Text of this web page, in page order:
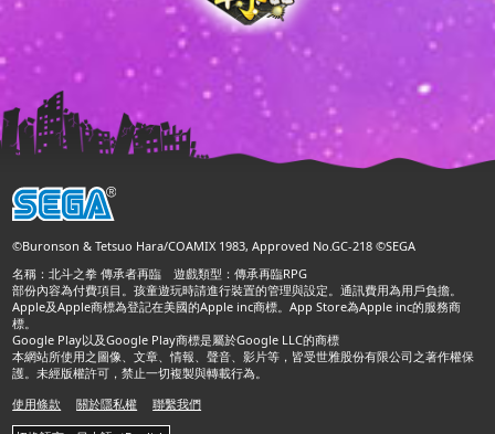
©Buronson & Tetsuo Hara/COAMIX 1983, Approved No.GC-218 ©SEGA
名稱：北斗之拳 傳承者再臨 遊戲類型：傳承再臨RPG
部份內容為付費項目。孩童遊玩時請進行裝置的管理與設定。通訊費用為用戶負擔。
Apple及Apple商標為登記在美國的Apple inc商標。App Store為Apple inc的服務商
標。
Google Play以及Google Play商標是屬於Google LLC的商標
本網站所使用之圖像、文章、情報、聲音、影片等，皆受世雅股份有限公司之著作權保
護。未經版權許可，禁止一切複製與轉載行為。
使用條款
關於隱私權
聯繫我們